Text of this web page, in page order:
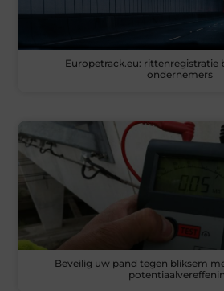
Europetrack.eu: rittenregistratie
ondernemers
Beveilig uw pand tegen bliksem